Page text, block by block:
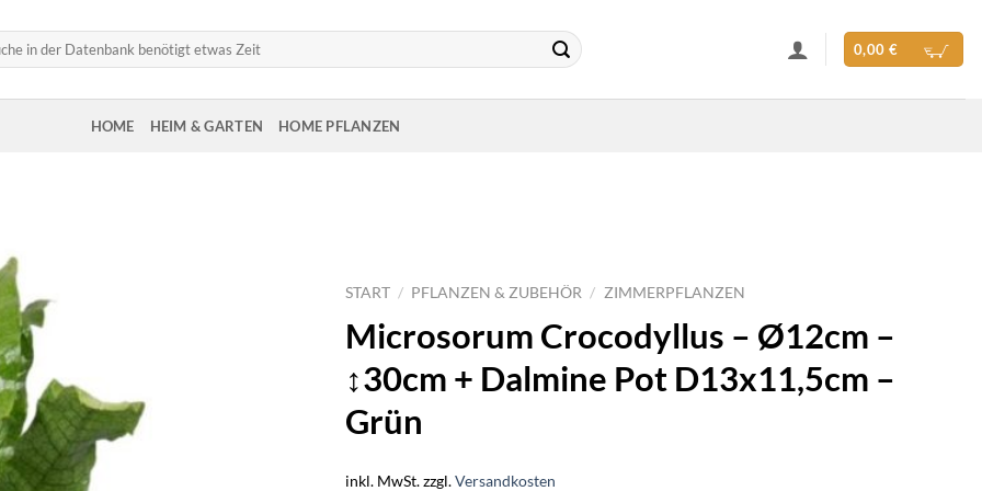
0,00 €
HOME HEIM & GARTEN HOME PFLANZEN
START / PFLANZEN & ZUBEHÖR / ZIMMERPFLANZEN
Microsorum Crocodyllus – Ø12cm –
↕30cm + Dalmine Pot D13x11,5cm –
Grün
inkl. MwSt.zzgl.Versandkosten